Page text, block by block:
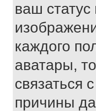
ваш
каждого
аватары,
связаться
причины